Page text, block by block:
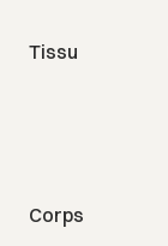
Tissu
Corps